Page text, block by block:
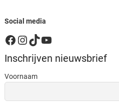
Social media
Facebook
Instagram
TikTok
YouTube
Inschrijven nieuwsbrief
Voornaam